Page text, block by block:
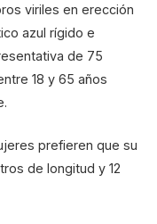
viriles en erección
azul rígido e
de 75
18 y 65 años
prefieren que su
de longitud y 12